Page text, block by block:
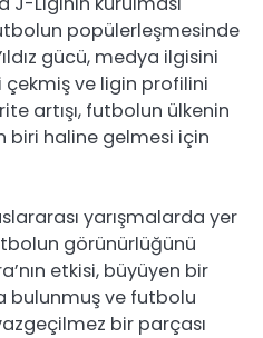
popülerleşmesinde
gücü, medya ilgisini
ve ligin profilini
artışı, futbolun ülkenin
biri haline gelmesi için
yarışmalarda yer
görünürlüğünü
etkisi, büyüyen bir
bulunmuş ve futbolu
bir parçası